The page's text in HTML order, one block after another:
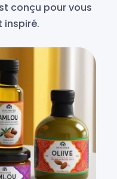
conçu pour vous
inspiré.